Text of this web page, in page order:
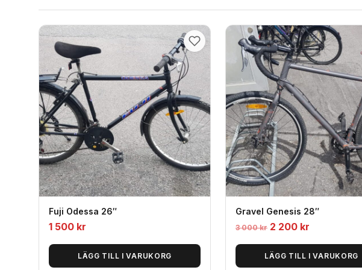
Fuji Odessa 26″
1 500 kr
LÄGG TILL I VARUKORG
Gravel Genesis 28″
3 000kr Det
ursprungliga
priset
2 200 kr
nuvarande
priset
LÄGG TILL I VARUKORG